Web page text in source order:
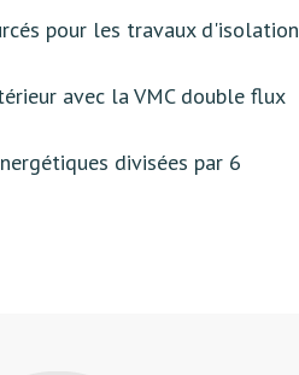
pour les travaux d'isolation
avec la VMC double flux
divisées par 6